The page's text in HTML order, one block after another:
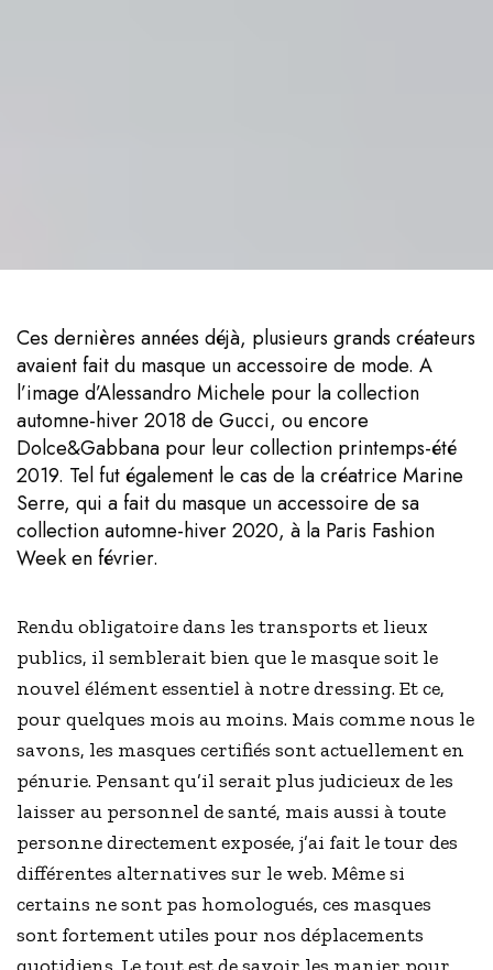
Ces dernières années déjà, plusieurs grands créateurs
avaient fait du masque un accessoire de mode. A
l’image d’Alessandro Michele pour la collection
automne-hiver 2018 de Gucci, ou encore
Dolce&Gabbana pour leur collection printemps-été
2019. Tel fut également le cas de la créatrice Marine
Serre, qui a fait du masque un accessoire de sa
collection automne-hiver 2020, à la Paris Fashion
Week en février.
Rendu obligatoire dans les transports et lieux
publics, il semblerait bien que le masque soit le
nouvel élément essentiel à notre dressing. Et ce,
pour quelques mois au moins. Mais comme nous le
savons, les masques certifiés sont actuellement en
pénurie. Pensant qu’il serait plus judicieux de les
laisser au personnel de santé, mais aussi à toute
personne directement exposée, j’ai fait le tour des
différentes alternatives sur le web. Même si
certains ne sont pas homologués, ces masques
sont fortement utiles pour nos déplacements